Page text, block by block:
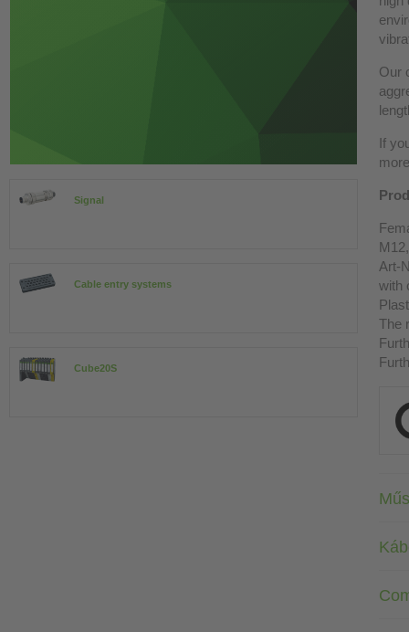
Signal
Cable entry systems
Cube20S
Our
If
Art-
with
The